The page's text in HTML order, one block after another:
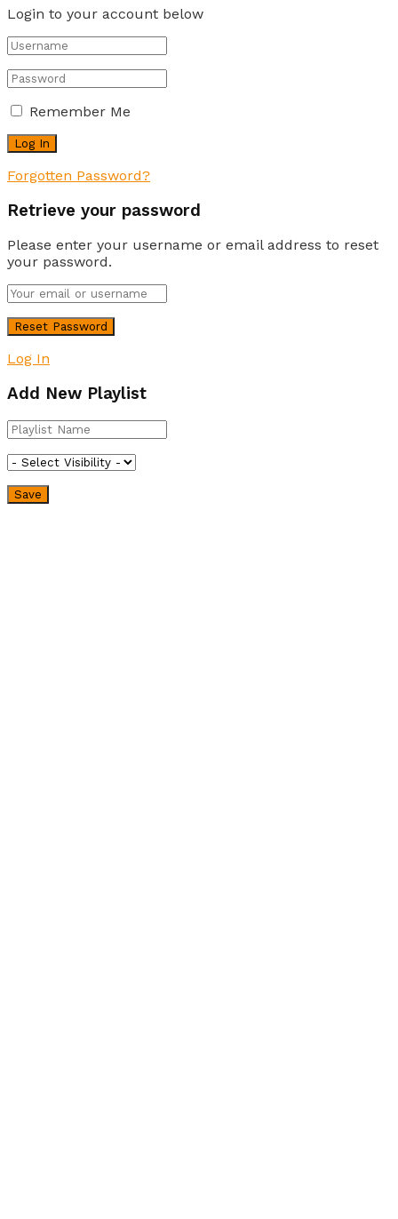
Login to your account below
Remember Me
Forgotten Password?
Retrieve your password
Please enter your username or email address to reset
your password.
Log In
Add New Playlist